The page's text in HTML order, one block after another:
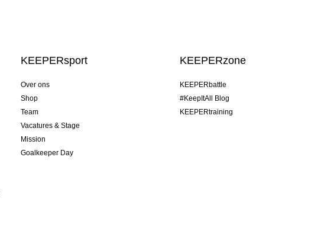
KEEPERsport
Over ons
Shop
Team
Vacatures & Stage
Mission
Goalkeeper Day
KEEPERzone
KEEPERbattle
#KeepItAll Blog
KEEPERtraining